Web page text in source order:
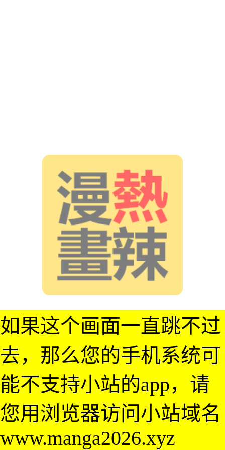
如果这个画面一直跳不过
去，那么您的手机系统可
能不支持小站的app，请
您用浏览器访问小站域名
www.manga2026.xyz